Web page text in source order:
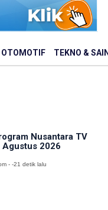
OTOMOTIF TEKNO &
Nusantara TV
Agustus 2026
- -21 detik lalu